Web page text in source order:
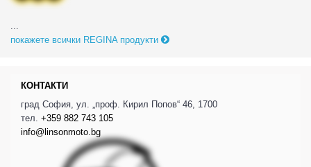
покажете всички REGINA продукти
КОНТАКТИ
град София, ул. „проф. Кирил Попов“ 46, 1700
тел. +359 882 743 105
info@linsonmoto.bg